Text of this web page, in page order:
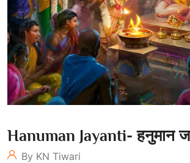
Hanuman Jayanti- हनुमान
By KN Tiwari